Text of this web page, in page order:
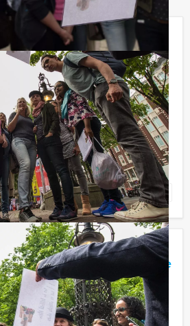
Lunch Game Nijmegen
€ 62,50 p.p. excl. BTW
personen ‐ 4 uur en 30 minuten
een spannend én gezellig
in een bepaalde stad in
de Escape City Lunch van
Favoriet
City Brunch Game in Enschede
62,50 p.p. excl. BTW
personen ‐ 4 uur en 30 minuten